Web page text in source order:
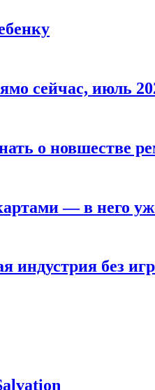
сейчас, июль
о новшестве
— в него
индустрия без